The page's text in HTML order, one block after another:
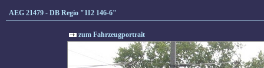
AEG 21479 - DB Regio "112 146-6"
zum Fahrzeugportrait